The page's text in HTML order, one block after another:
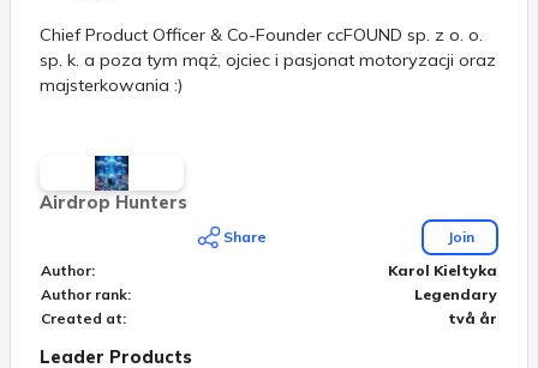
Chief Product Officer & Co-Founder ccFOUND sp. z o. o.
sp. k. a poza tym mąż, ojciec i pasjonat motoryzacji oraz
majsterkowania :)
Airdrop Hunters
Share
Join
Author:
Karol Kieltyka
Author rank:
Legendary
Created at: två år
Leader Products